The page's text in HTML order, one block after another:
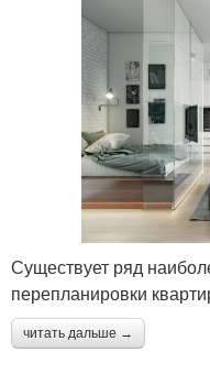
Существует ряд
перепланировки
читать дальше →